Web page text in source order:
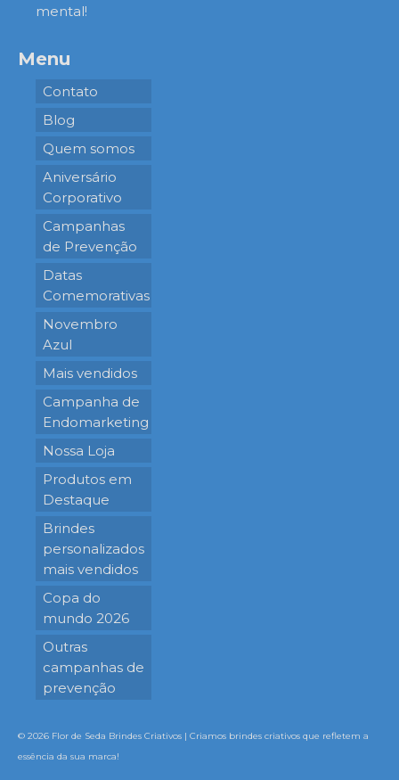
mental!
Menu
Contato
Blog
Quem somos
Aniversário
Corporativo
Campanhas
de Prevenção
Datas
Comemorativas
Novembro
Azul
Mais vendidos
Campanha de
Endomarketing
Nossa Loja
Produtos em
Destaque
Brindes
personalizados
mais vendidos
Copa do
mundo 2026
Outras
campanhas de
prevenção
© 2026 Flor de Seda Brindes Criativos | Criamos brindes criativos que refletem a
essência da sua marca!